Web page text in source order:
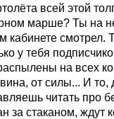
всей этой
марше? Ты на
кабинете
у тебя
на всех
от силы... И то,
читать про
за стаканом,